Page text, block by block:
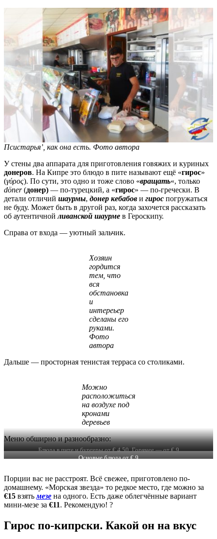
Псистарья’, как она есть. Фото автора
У стены два аппарата для приготовления говяжих и куриных
донеров. На Кипре это блюдо в пите называют ещё «гирос»
(γύρος). По сути, это одно и тоже слово «вращать«, только
döner(донер) — по-турецкий, а «гирос» — по-гречески. В
детали отличий шаурмы, донер кебабов и гирос погружаться
не буду. Может быть в другой раз, когда захочется рассказать
об аутентичнойливанской шаурме в Героскипу.
Справа от входа — уютный зальчик.
Хозяин
гордится
тем, что
вся
обстановка
и
интереьер
сделаны его
руками.
Фото
автора
Дальше — просторная тенистая терраса со столиками.
Можно
расположиться
на воздухе под
кронами
деревьев
Меню обширно и разнообразно:
Блюда в пите и бургеры от € 4,50. Горячее — от € 9
Основые блюда от € 9
Порции вас не расстроят. Всё свежее, приготовлено по-
домашнему. «Морская звезда» то редкое место, где можно за
€15 взятьмезе на одного. Есть даже облегчённые вариант
мини-мезе за €11. Рекомендую! ?
Гирос по-кипрски. Какой он на вкус